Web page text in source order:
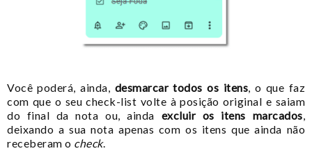
Você poderá, ainda, desmarcar todos os itens, o que faz
com que o seu check-list volte à posição original e saiam
do final da nota ou, ainda excluir os itens marcados,
deixando a sua nota apenas com os itens que ainda não
receberam o check.